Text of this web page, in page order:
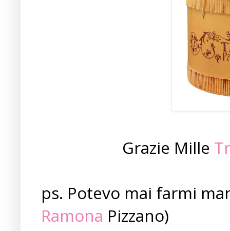
Grazie Mille
ps. Potevo mai farmi
Ramona Pizzano)